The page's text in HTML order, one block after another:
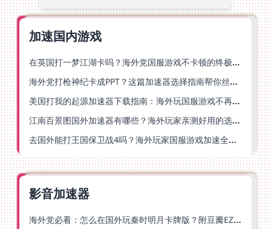
加速国内游戏
在英国打一梦江湖卡吗？海外党国服游戏不卡顿的终极解法
海外党打枪神纪卡成PPT？这篇加速器选择指南帮你丝滑上分
美国打我的起源加速器下载指南：海外玩国服游戏不再卡的终极方案
江南百景图国外加速器有哪些？海外玩家亲测好用的选择与避坑指南
去国外能打王国保卫战4吗？海外玩家国服游戏加速全攻略（附公主连结幻想江湖实测）
影音加速器
海外党必看：怎么在国外玩秦时明月卡牌版？附豆瓣EZCast地区限制破解法